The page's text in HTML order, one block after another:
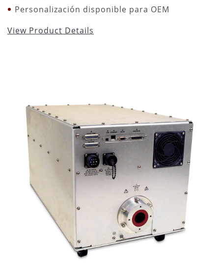
Personalización disponible para OEM
View Product Details